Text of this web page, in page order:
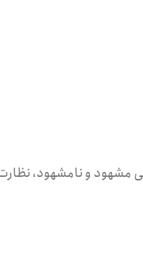
مشهود و نامشهود،